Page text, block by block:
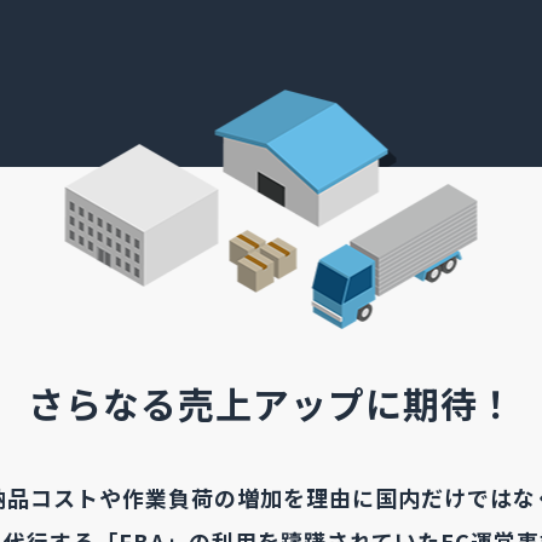
さらなる売上アップに期待！
品コストや作業負荷の増加を理由に国内だけではな